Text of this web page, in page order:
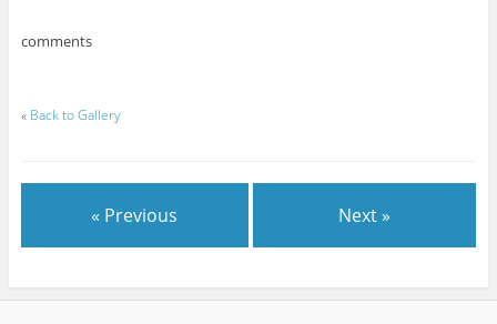
comments
« Back to Gallery
« Previous Next »